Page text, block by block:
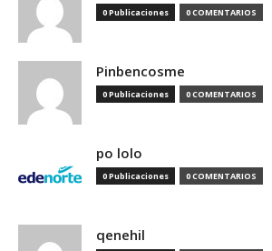
0 Publicaciones 0 COMENTARIOS
Pinbencosme
0 Publicaciones 0 COMENTARIOS
po lolo
0 Publicaciones 0 COMENTARIOS
qenehil